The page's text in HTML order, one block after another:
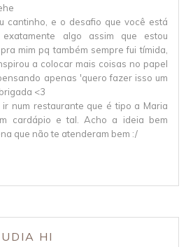
cantinho, e o desafio que você está
algo assim que estou
mim pq também sempre fui tímida,
a colocar mais coisas no papel
apenas 'quero fazer isso um
<3
ir num restaurante que é tipo a Maria
cardápio e tal. Acho a ideia bem
que não te atenderam bem :/
HI